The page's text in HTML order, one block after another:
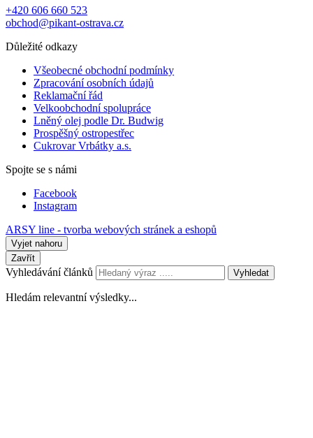
+420 606 660 523
obchod@pikant-ostrava.cz
Důležité odkazy
Všeobecné obchodní podmínky
Zpracování osobních údajů
Reklamační řád
Velkoobchodní spolupráce
Lněný olej podle Dr. Budwig
Prospěšný ostropestřec
Cukrovar Vrbátky a.s.
Spojte se s námi
Facebook
Instagram
ARSY line - tvorba webových stránek a eshopů
Vyjet nahoru
Zavřít
Vyhledávání článků Vyhledat
Hledám relevantní výsledky...